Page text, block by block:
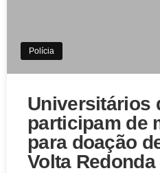
Polícia
Universitários
participam de
para doação
Volta Redonda